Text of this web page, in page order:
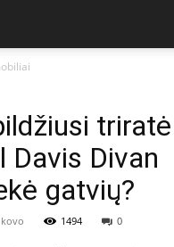
Davis Divan
gatvių?
1494 0